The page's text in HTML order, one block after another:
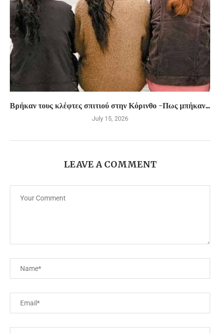
Βρήκαν τους κλέφτες σπιτιού στην Κόρινθο -Πως μπήκαν...
July 15, 2026
LEAVE A COMMENT